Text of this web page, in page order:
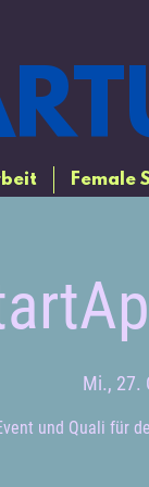
Female
Mi., 27.
und Quali für